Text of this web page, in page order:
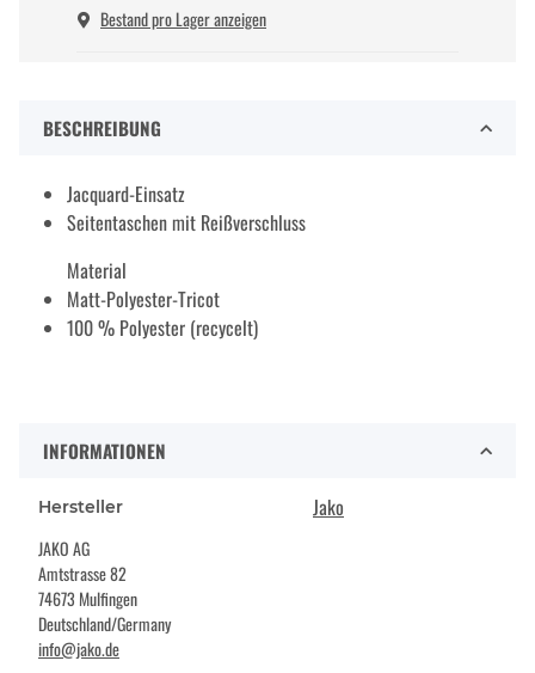
Bestand pro Lager anzeigen
BESCHREIBUNG
Jacquard-Einsatz
Seitentaschen mit Reißverschluss
Material
Matt-Polyester-Tricot
100 % Polyester (recycelt)
INFORMATIONEN
Hersteller Jako
JAKO AG
Amtstrasse 82
74673 Mulfingen
Deutschland/Germany
info@jako.de